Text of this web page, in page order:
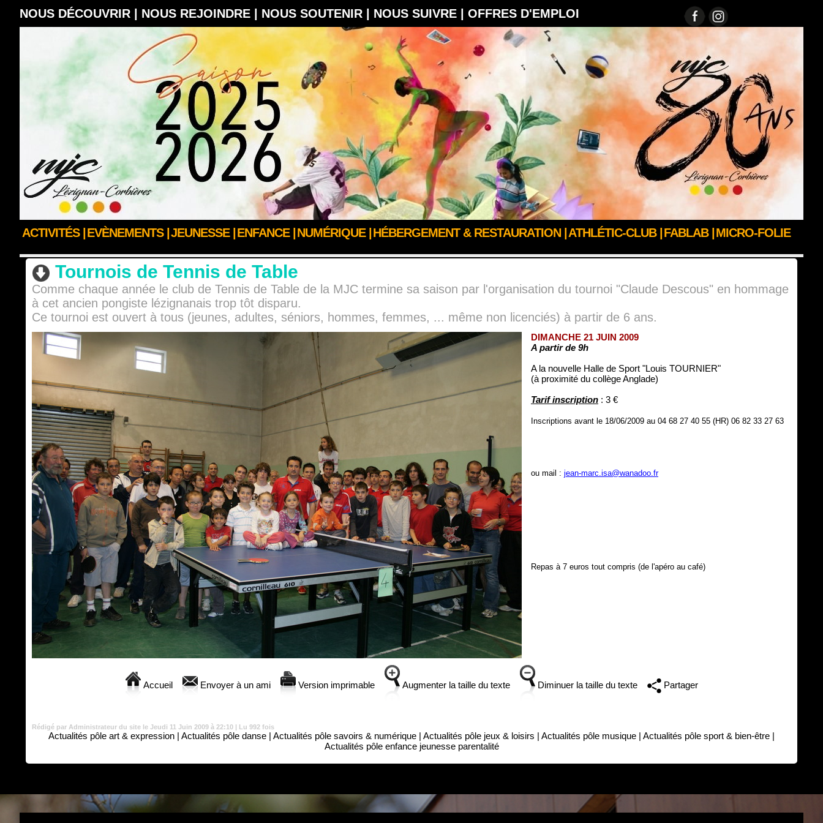
NOUS DÉCOUVRIR | NOUS REJOINDRE | NOUS SOUTENIR | NOUS SUIVRE | OFFRES D'EMPLOI
ACTIVITÉS | EVÈNEMENTS | JEUNESSE | ENFANCE | NUMÉRIQUE | HÉBERGEMENT & RESTAURATION | ATHLÉTIC-CLUB | FABLAB | MICRO-FOLIE
Tournois de Tennis de Table
Comme chaque année le club de Tennis de Table de la MJC termine sa saison par l'organisation du tournoi "Claude Descous" en hommage
à cet ancien pongiste lézignanais trop tôt disparu.
Ce tournoi est ouvert à tous (jeunes, adultes, séniors, hommes, femmes, ... même non licenciés) à partir de 6 ans.
DIMANCHE 21 JUIN 2009
A partir de 9h
A la nouvelle Halle de Sport "Louis TOURNIER"
(à proximité du collège Anglade)
Tarif inscription : 3 €
Inscriptions avant le 18/06/2009 au 04 68 27 40 55 (HR) 06 82 33 27 63
ou mail : jean-marc.isa@wanadoo.fr
Repas à 7 euros tout compris (de l'apéro au café)
Accueil Envoyer à un ami Version imprimable Augmenter la taille du texte Diminuer la taille du texte Partager
Rédigé par Administrateur du site le Jeudi 11 Juin 2009 à 22:10 | Lu 992 fois
Actualités pôle art & expression | Actualités pôle danse | Actualités pôle savoirs & numérique | Actualités pôle jeux & loisirs | Actualités pôle musique | Actualités pôle sport & bien-être |
Actualités pôle enfance jeunesse parentalité